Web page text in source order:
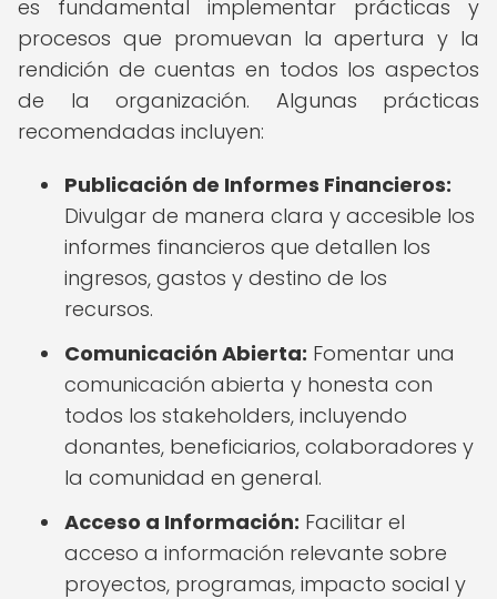
es fundamental implementar prácticas y
procesos que promuevan la apertura y la
rendición de cuentas en todos los aspectos
de la organización. Algunas prácticas
recomendadas incluyen:
Publicación de Informes Financieros:
Divulgar de manera clara y accesible los
informes financieros que detallen los
ingresos, gastos y destino de los
recursos.
Comunicación Abierta: Fomentar una
comunicación abierta y honesta con
todos los stakeholders, incluyendo
donantes, beneficiarios, colaboradores y
la comunidad en general.
Acceso a Información: Facilitar el
acceso a información relevante sobre
proyectos, programas, impacto social y